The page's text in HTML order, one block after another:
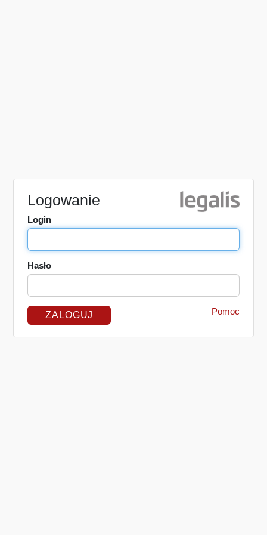
Logowanie
Login
Hasło
Pomoc